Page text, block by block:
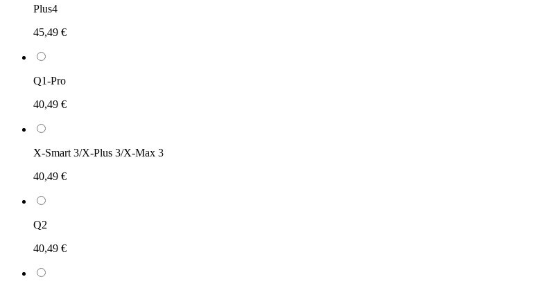
Plus4
45,49 €
Q1-Pro
40,49 €
X-Smart 3/X-Plus 3/X-Max 3
40,49 €
Q2
40,49 €